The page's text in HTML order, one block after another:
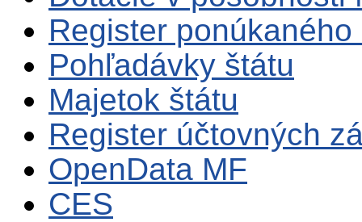
Register
Pohľadávky štátu
Majetok štátu
Register účtovných
OpenData MF
CES